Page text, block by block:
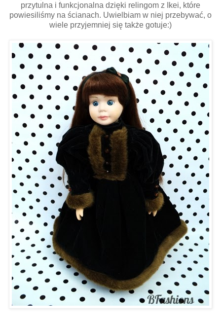
przytulna i funkcjonalna dzięki relingom z Ikei, które
powiesiliśmy na ścianach. Uwielbiam w niej przebywać, o
wiele przyjemniej się także gotuje:)